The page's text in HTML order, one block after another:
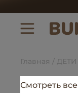
Главная ДЕТИ
Смотреть все